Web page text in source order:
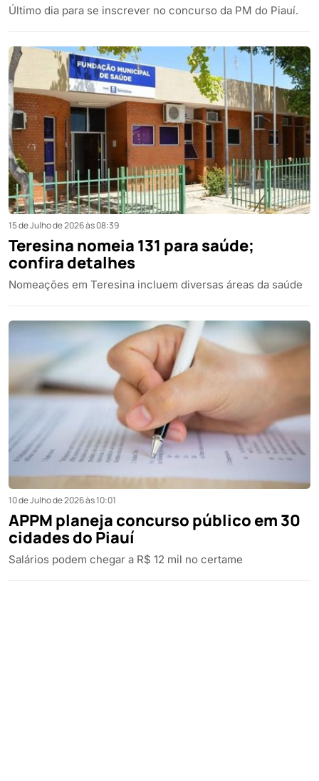
Último dia para se inscrever no concurso da PM do Piauí.
15 de Julho de 2026 às 08:39
Teresina nomeia 131 para saúde;
confira detalhes
Nomeações em Teresina incluem diversas áreas da saúde
10 de Julho de 2026 às 10:01
APPM planeja concurso público em 30
cidades do Piauí
Salários podem chegar a R$ 12 mil no certame